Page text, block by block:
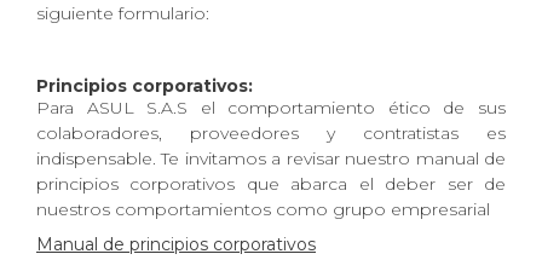
siguiente formulario:
Principios corporativos:
Para ASUL S.A.S el comportamiento ético de sus
colaboradores, proveedores y contratistas es
indispensable. Te invitamos a revisar nuestro manual de
principios corporativos que abarca el deber ser de
nuestros comportamientos como grupo empresarial
Manual de principios corporativos